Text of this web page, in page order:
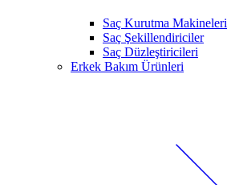
Saç Kurutma Makineleri
Saç Şekillendiriciler
Saç Düzleştiricileri
Erkek Bakım Ürünleri